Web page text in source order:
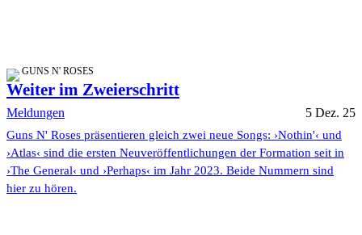
GUNS N' ROSES
Weiter im Zweierschritt
Meldungen 5 Dez. 25
Guns N' Roses präsentieren gleich zwei neue Songs: ›Nothin'‹ und
›Atlas‹ sind die ersten Neuveröffentlichungen der Formation seit in
›The General‹ und ›Perhaps‹ im Jahr 2023. Beide Nummern sind
hier zu hören.